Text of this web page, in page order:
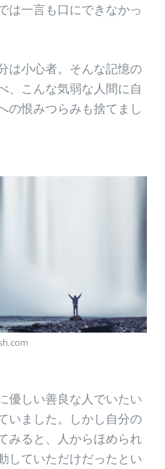
は一言も口にできなかっ
は小心者。そんな記憶の
、こんな気弱な人間に自
の恨みつらみも捨てまし
優しい善良な人でいたい
いました。しかし自分の
みると、人からほめられ
していただけだったとい